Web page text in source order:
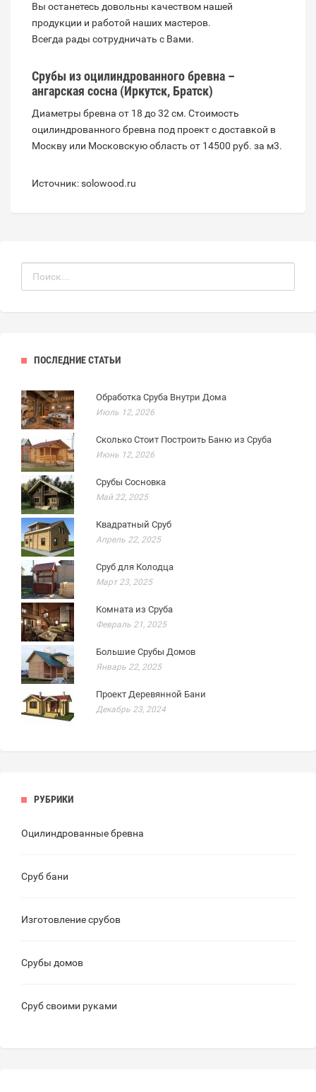
Вы останетесь довольны качеством нашей
продукции и работой наших мастеров.
Всегда рады сотрудничать с Вами.
Срубы из оцилиндрованного бревна –
ангарская сосна (Иркутск, Братск)
Диаметры бревна от 18 до 32 см. Стоимость
оцилиндрованного бревна под проект с доставкой в
Москву или Московскую область от 14500 руб. за м3.
Источник: solowood.ru
ПОСЛЕДНИЕ СТАТЬИ
Обработка Сруба Внутри Дома
Июль 12, 2026
Сколько Стоит Построить Баню из Сруба
Июнь 12, 2026
Срубы Сосновка
Май 22, 2025
Квадратный Сруб
Апрель 22, 2025
Сруб для Колодца
Март 23, 2025
Комната из Сруба
Февраль 21, 2025
Большие Срубы Домов
Январь 22, 2025
Проект Деревянной Бани
Декабрь 23, 2024
РУБРИКИ
Оцилиндрованные бревна
Сруб бани
Изготовление срубов
Срубы домов
Сруб своими руками